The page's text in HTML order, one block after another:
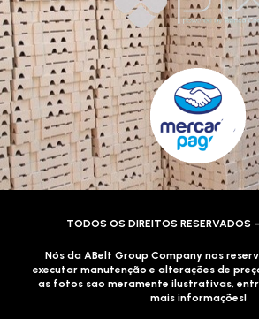
TODOS OS DIREITOS RESERVADOS
Nós da ABelt Group Company nos
executar manutenção e alterações de
as fotos sao meramente ilustrativas,
mais informações!